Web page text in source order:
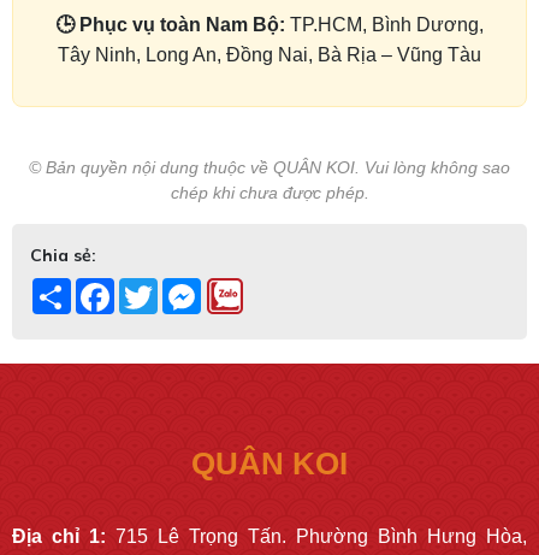
🕒 Phục vụ toàn Nam Bộ: TP.HCM, Bình Dương,
Tây Ninh, Long An, Đồng Nai, Bà Rịa – Vũng Tàu
© Bản quyền nội dung thuộc về QUÂN KOI. Vui lòng không sao
chép khi chưa được phép.
Chia sẻ:
Share Facebook
TwitterMessenger
QUÂN KOI
Địa chỉ 1: 715 Lê Trọng Tấn. Phường Bình Hưng Hòa,